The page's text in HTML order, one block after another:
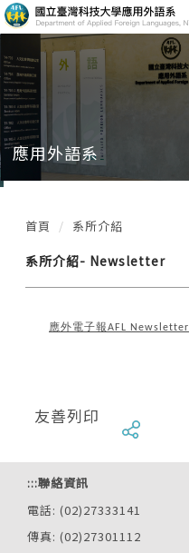
跳
到
要
內
容
區
塊
應用外語系
首頁 系所介紹
系所介紹- Newsletter
應外電子報AFL Newsletter
友善列印
:::聯絡資訊
電話: (02)27333141
傳真: (02)27301112